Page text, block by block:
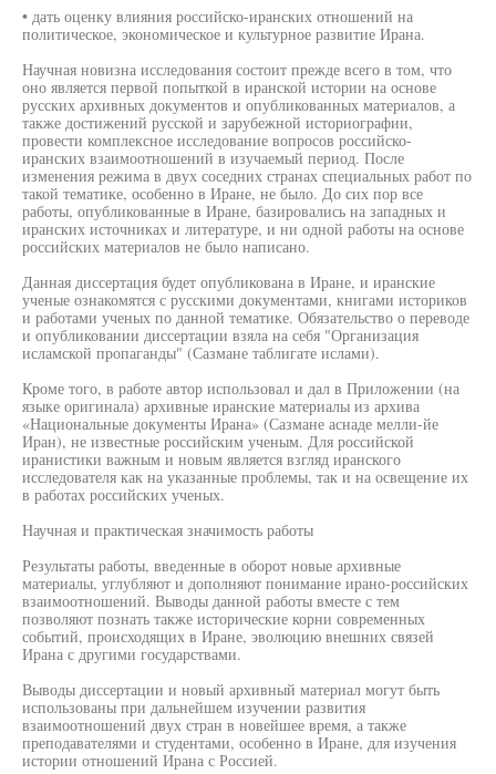
• дать оценку влияния российско-иранских отношений на
политическое, экономическое и культурное развитие Ирана.
Научная новизна исследования состоит прежде всего в том, что
оно является первой попыткой в иранской истории на основе
русских архивных документов и опубликованных материалов, а
также достижений русской и зарубежной историографии,
провести комплексное исследование вопросов российско-
иранских взаимоотношений в изучаемый период. После
изменения режима в двух соседних странах специальных работ по
такой тематике, особенно в Иране, не было. До сих пор все
работы, опубликованные в Иране, базировались на западных и
иранских источниках и литературе, и ни одной работы на основе
российских материалов не было написано.
Данная диссертация будет опубликована в Иране, и иранские
ученые ознакомятся с русскими документами, книгами историков
и работами ученых по данной тематике. Обязательство о переводе
и опубликовании диссертации взяла на себя "Организация
исламской пропаганды" (Сазмане таблигате ислами).
Кроме того, в работе автор использовал и дал в Приложении (на
языке оригинала) архивные иранские материалы из архива
«Национальные документы Ирана» (Сазмане аснаде мелли-йе
Иран), не известные российским ученым. Для российской
иранистики важным и новым является взгляд иранского
исследователя как на указанные проблемы, так и на освещение их
в работах российских ученых.
Научная и практическая значимость работы
Результаты работы, введенные в оборот новые архивные
материалы, углубляют и дополняют понимание ирано-российских
взаимоотношений. Выводы данной работы вместе с тем
позволяют познать также исторические корни современных
событий, происходящих в Иране, эволюцию внешних связей
Ирана с другими государствами.
Выводы диссертации и новый архивный материал могут быть
использованы при дальнейшем изучении развития
взаимоотношений двух стран в новейшее время, а также
преподавателями и студентами, особенно в Иране, для изучения
истории отношений Ирана с Россией.